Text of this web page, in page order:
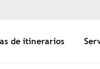
de itinerarios